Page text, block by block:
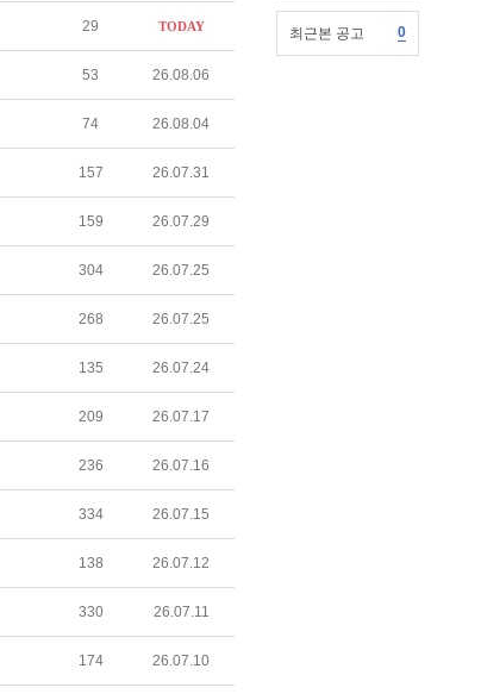
최근본 공고 0
29 TODAY
53 26.08.06
74 26.08.04
157 26.07.31
159 26.07.29
304 26.07.25
268 26.07.25
135 26.07.24
209 26.07.17
236 26.07.16
334 26.07.15
138 26.07.12
330 26.07.11
174 26.07.10